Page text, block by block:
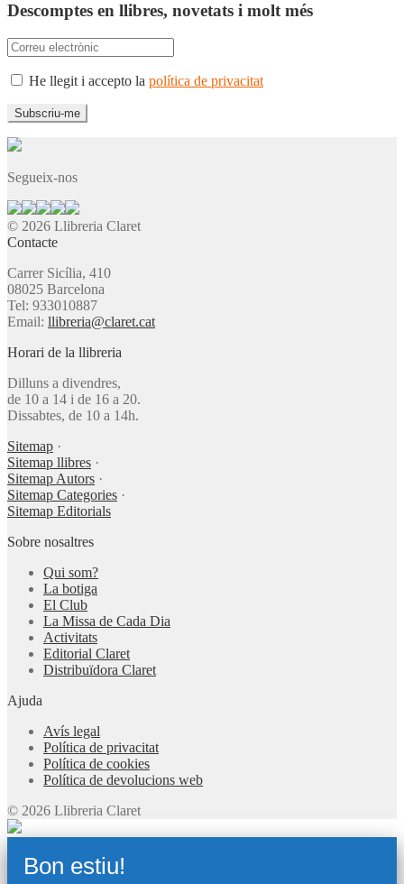
Descomptes en llibres, novetats i molt més
He llegit i accepto la política de privacitat
Segueix-nos
© 2026 Llibreria Claret
Contacte
Carrer Sicília, 410
08025 Barcelona
Tel: 933010887
Email: llibreria@claret.cat
Horari de la llibreria
Dilluns a divendres,
de 10 a 14 i de 16 a 20.
Dissabtes, de 10 a 14h.
Sitemap ·
Sitemap llibres ·
Sitemap Autors ·
Sitemap Categories ·
Sitemap Editorials
Sobre nosaltres
Qui som?
La botiga
El Club
La Missa de Cada Dia
Activitats
Editorial Claret
Distribuïdora Claret
Ajuda
Avís legal
Política de privacitat
Política de cookies
Política de devolucions web
© 2026 Llibreria Claret
Bon estiu!